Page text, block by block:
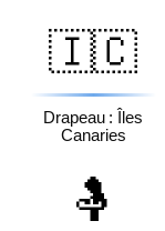
🇮🇨
Drapeau : Îles
Canaries
🤱